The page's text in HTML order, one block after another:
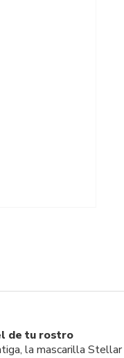
de tu rostro
la mascarilla